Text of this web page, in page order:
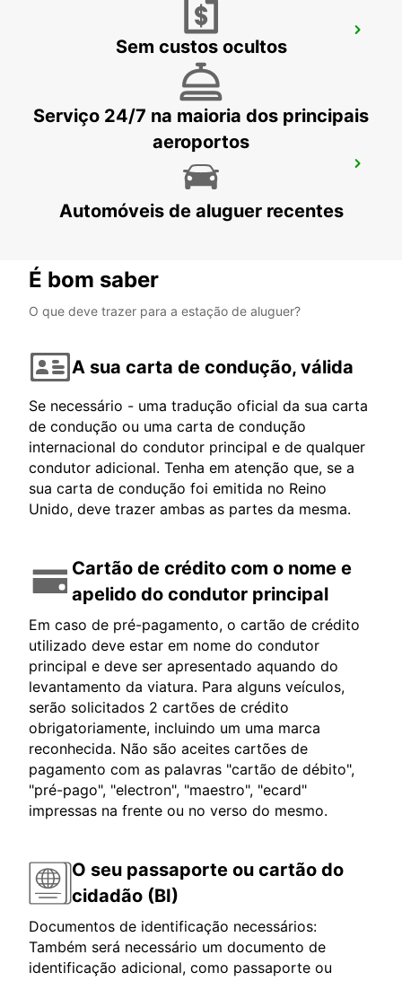
SYDNEY PENRITH
PENRITH - AUSTRALIASem custos ocultos
Serviço 24/7 na maioria dos principais
aeroportos
Automóveis de aluguer recentes
É bom saber
O que deve trazer para a estação de aluguer?
A sua carta de condução, válida
Se necessário - uma tradução oficial da sua carta
de condução ou uma carta de condução
internacional do condutor principal e de qualquer
condutor adicional. Tenha em atenção que, se a
sua carta de condução foi emitida no Reino
Unido, deve trazer ambas as partes da mesma.
Cartão de crédito com o nome e
apelido do condutor principal
Em caso de pré-pagamento, o cartão de crédito
utilizado deve estar em nome do condutor
principal e deve ser apresentado aquando do
levantamento da viatura. Para alguns veículos,
serão solicitados 2 cartões de crédito
obrigatoriamente, incluindo um uma marca
reconhecida. Não são aceites cartões de
pagamento com as palavras "cartão de débito",
"pré-pago", "electron", "maestro", "ecard"
impressas na frente ou no verso do mesmo.
O seu passaporte ou cartão do
cidadão (BI)
Documentos de identificação necessários:
Também será necessário um documento de
identificação adicional, como passaporte ou